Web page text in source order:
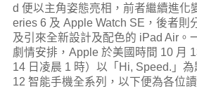
d 便以主角姿態亮相 ，前者繼續進化
eries 6 及 Apple Watch SE，後者則
及引來全新設計及配色的 iPad Air。
劇情安排，Apple 於美國時間 10 月
14 日凌晨 1 時）以「Hi, Speed.」
12 智能手機全系列，以下便為各位